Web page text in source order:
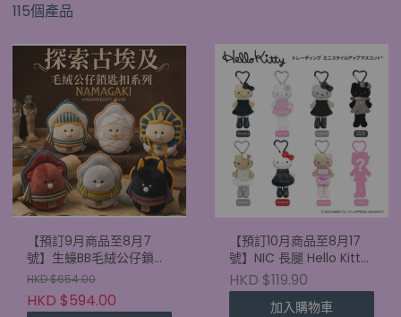
115個產品
【預訂9月商品至8月7
號】生蠔BB毛絨公仔鎖匙
扣 古埃及盲盒 (原盒6款)
HKD $654.00
HKD $594.00
【預訂10月商品至8月17
號】NIC 長腿 Hello Kitty
盲盒 mini 版 (單盒)
HKD $119.90
加入購物車